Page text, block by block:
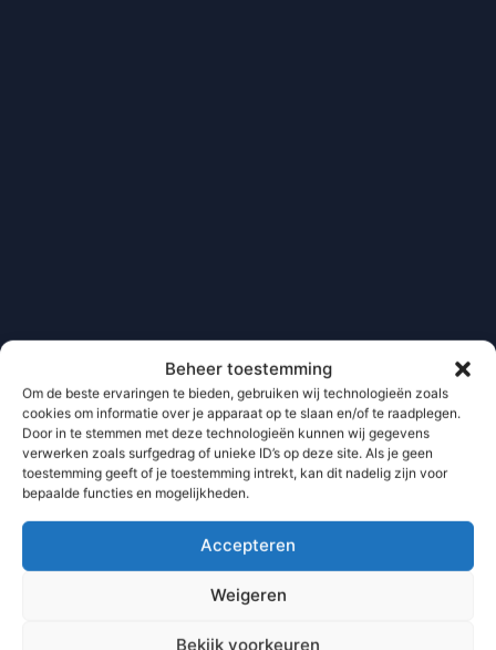
Beheer toestemming
Om de beste ervaringen te bieden, gebruiken wij technologieën zoals
cookies om informatie over je apparaat op te slaan en/of te raadplegen.
Door in te stemmen met deze technologieën kunnen wij gegevens
verwerken zoals surfgedrag of unieke ID’s op deze site. Als je geen
toestemming geeft of je toestemming intrekt, kan dit nadelig zijn voor
bepaalde functies en mogelijkheden.
Accepteren
Weigeren
Bekijk voorkeuren